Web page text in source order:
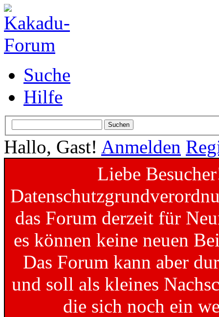
Suche
Hilfe
Hallo, Gast! Anmelden
Liebe
das Forum derzeit für
es können keine neuen
Das Forum kann aber
und soll als kleines
die sich noch ein